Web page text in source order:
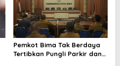
Pemkot Bima Tak Berdaya
Tertibkan Pungli Parkir dan